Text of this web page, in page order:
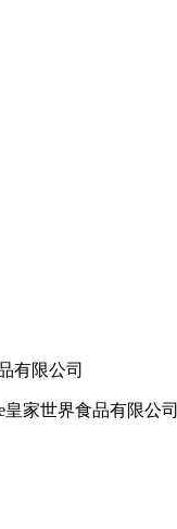
有限公司
皇家世界食品有限公司